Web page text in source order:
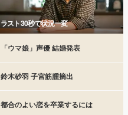
ラスト30秒で状況一変
「ウマ娘」声優 結婚発表
鈴木砂羽 子宮筋腫摘出
都合のよい恋を卒業するには